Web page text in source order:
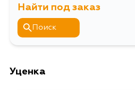
Найти под заказ
Поиск
Уценка